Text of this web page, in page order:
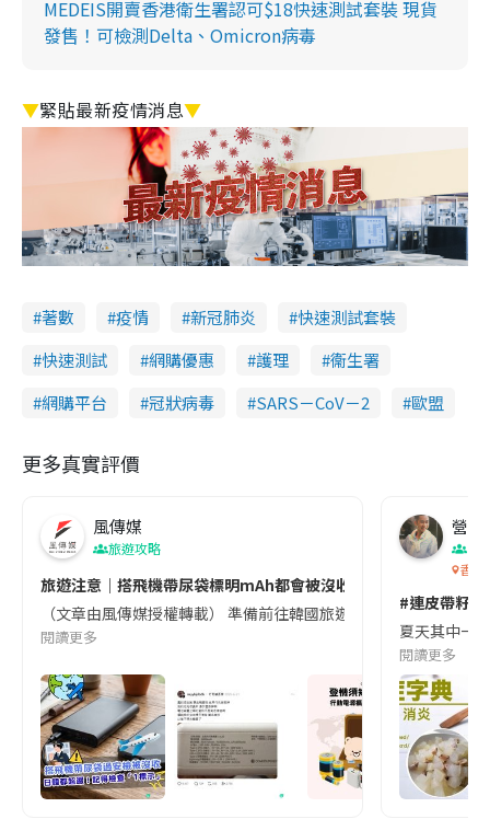
MEDEIS開賣香港衛生署認可$18快速測試套裝 現貨
發售！可檢測Delta、Omicron病毒
▼緊貼最新疫情消息▼
著數 疫情 新冠肺炎
快速測試套裝
快速測試
網購優惠 護理
衞生署
網購平台
冠狀病毒 SARS－CoV－2 歐盟
更多真實評價
風傳媒
旅遊攻略
旅遊注意｜搭飛機帶尿袋標明mAh都會被沒收😱出發前切記檢查
（文章由風傳媒授權轉載） 準備前往韓國旅遊的民眾，近期要
閱讀更多
營養
香港
#連皮帶籽
夏天其中一
閱讀更多